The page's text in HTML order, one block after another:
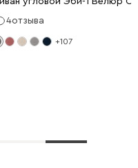
4отзыва
+107